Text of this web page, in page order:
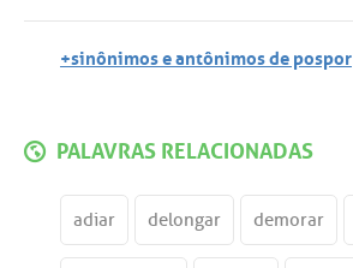
+sinônimos e antônimos de pospor
PALAVRAS RELACIONADAS
adiar delongar demorar